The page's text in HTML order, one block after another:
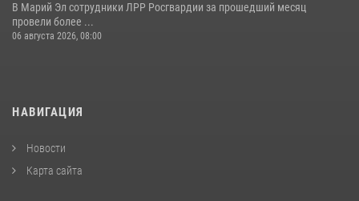
В Марий Эл сотрудники ЛРР Росгвардии за прошедший месяц
провели более ...
06 августа 2026, 08:00
НАВИГАЦИЯ
Новости
Карта сайта